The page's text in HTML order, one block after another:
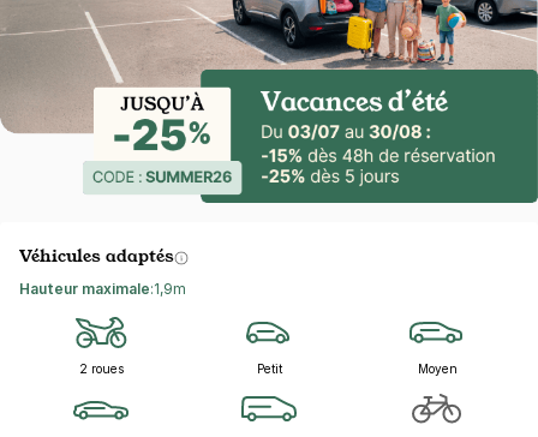
Véhicules adaptés
Hauteur maximale:1,9m
2 roues Petit Moyen